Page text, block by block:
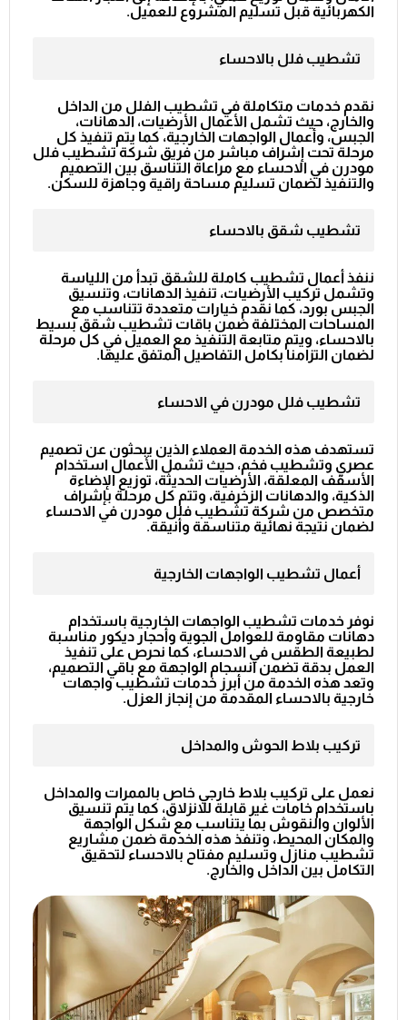
الكهربائية قبل تسليم المشروع للعميل.
تشطيب فلل بالاحساء
نقدم خدمات متكاملة في تشطيب الفلل من الداخل
والخارج، حيث تشمل الأعمال الأرضيات، الدهانات،
الجبس، وأعمال الواجهات الخارجية، كما يتم تنفيذ كل
مرحلة تحت إشراف مباشر من فريق شركة تشطيب فلل
مودرن في الاحساء مع مراعاة التناسق بين التصميم
والتنفيذ لضمان تسليم مساحة راقية وجاهزة للسكن.
تشطيب شقق بالاحساء
ننفذ أعمال تشطيب كاملة للشقق تبدأ من اللياسة
وتشمل تركيب الأرضيات، تنفيذ الدهانات، وتنسيق
الجبس بورد، كما نقدم خيارات متعددة تتناسب مع
المساحات المختلفة ضمن باقات تشطيب شقق بسيط
بالاحساء، ويتم متابعة التنفيذ مع العميل في كل مرحلة
لضمان التزامنا بكامل التفاصيل المتفق عليها.
تشطيب فلل مودرن في الاحساء
تستهدف هذه الخدمة العملاء الذين يبحثون عن تصميم
عصري وتشطيب فخم، حيث تشمل الأعمال استخدام
الأسقف المعلقة، الأرضيات الحديثة، توزيع الإضاءة
الذكية، والدهانات الزخرفية، وتتم كل مرحلة بإشراف
متخصص من شركة تشطيب فلل مودرن في الاحساء
لضمان نتيجة نهائية متناسقة وأنيقة.
أعمال تشطيب الواجهات الخارجية
نوفر خدمات تشطيب الواجهات الخارجية باستخدام
دهانات مقاومة للعوامل الجوية وأحجار ديكور مناسبة
لطبيعة الطقس في الاحساء، كما نحرص على تنفيذ
العمل بدقة تضمن انسجام الواجهة مع باقي التصميم،
وتعد هذه الخدمة من أبرز خدمات تشطيب واجهات
خارجية بالاحساء المقدمة من إنجاز العزل.
تركيب بلاط الحوش والمداخل
نعمل على تركيب بلاط خارجي خاص بالممرات والمداخل
باستخدام خامات غير قابلة للانزلاق، كما يتم تنسيق
الألوان والنقوش بما يتناسب مع شكل الواجهة
والمكان المحيط، وتنفذ هذه الخدمة ضمن مشاريع
تشطيب منازل وتسليم مفتاح بالاحساء لتحقيق
التكامل بين الداخل والخارج.